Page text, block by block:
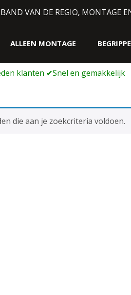
VAN DE REGIO, MONTAGE
ALLEEN MONTAGE
die aan je zoekcriteria voldoen.